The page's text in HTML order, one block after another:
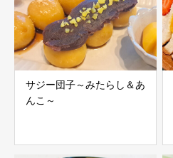
サジー団子～みたらし＆あ
んこ～